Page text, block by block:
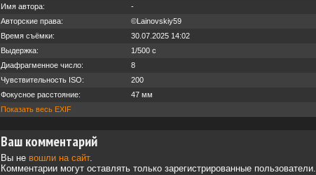
Имя автора:
-
Авторские права:
©Lainovskiy59
Время съёмки:
30.07.2025 14:02
Выдержка:
1/500 с
Диафрагменное число:
8
Чувствительность ISO:
200
Фокусное расстояние:
47 мм
Показать весь EXIF
Ваш комментарий
Вы не вошли на сайт.
Комментарии могут оставлять только зарегистрированные пользователи.